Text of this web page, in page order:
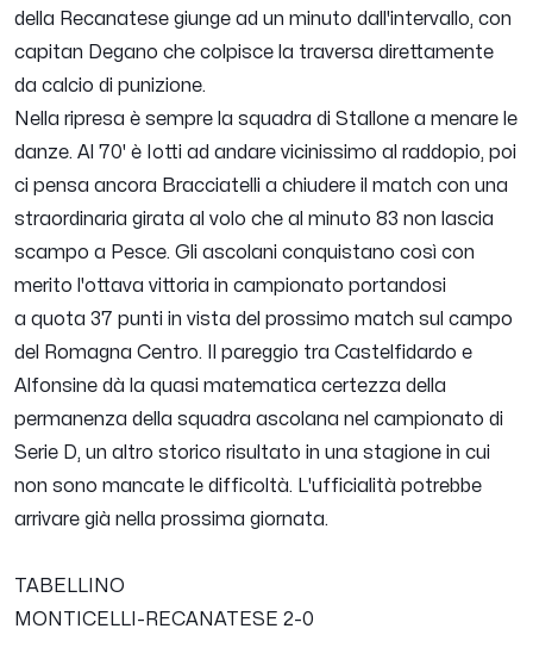
della Recanatese giunge ad un minuto dall'intervallo, con
capitan Degano che colpisce la traversa direttamente
da calcio di punizione.
Nella ripresa è sempre la squadra di Stallone a menare le
danze. Al 70' è Iotti ad andare vicinissimo al raddopio, poi
ci pensa ancora Bracciatelli a chiudere il match con una
straordinaria girata al volo che al minuto 83 non lascia
scampo a Pesce. Gli ascolani conquistano così con
merito l'ottava vittoria in campionato portandosi
a quota 37 punti in vista del prossimo match sul campo
del Romagna Centro. Il pareggio tra Castelfidardo e
Alfonsine dà la quasi matematica certezza della
permanenza della squadra ascolana nel campionato di
Serie D, un altro storico risultato in una stagione in cui
non sono mancate le difficoltà. L'ufficialità potrebbe
arrivare già nella prossima giornata.
TABELLINO
MONTICELLI-RECANATESE 2-0